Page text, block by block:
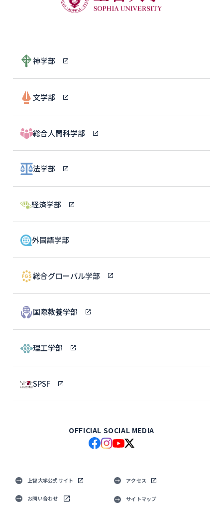
神学部
文学部
総合人間科学部
法学部
経済学部
外国語学部
総合グローバル学部
国際教養学部
理工学部
SPSF
OFFICIAL SOCIAL MEDIA
上智大学公式サイト アクセス
お問い合わせ サイトマップ